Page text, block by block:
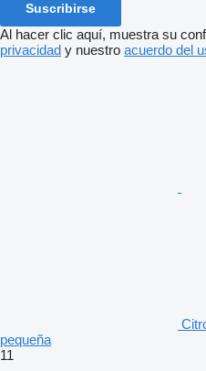
Suscribirse
Al hacer clic aquí, muestra su
privacidad y nuestro acuerdo del
pequeña
11